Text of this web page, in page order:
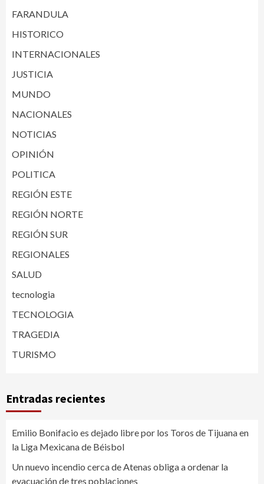
FARANDULA
HISTORICO
INTERNACIONALES
JUSTICIA
MUNDO
NACIONALES
NOTICIAS
OPINIÓN
POLITICA
REGIÓN ESTE
REGIÓN NORTE
REGIÓN SUR
REGIONALES
SALUD
tecnologia
TECNOLOGIA
TRAGEDIA
TURISMO
Entradas recientes
Emilio Bonifacio es dejado libre por los Toros de Tijuana en
la Liga Mexicana de Béisbol
Un nuevo incendio cerca de Atenas obliga a ordenar la
evacuación de tres poblaciones